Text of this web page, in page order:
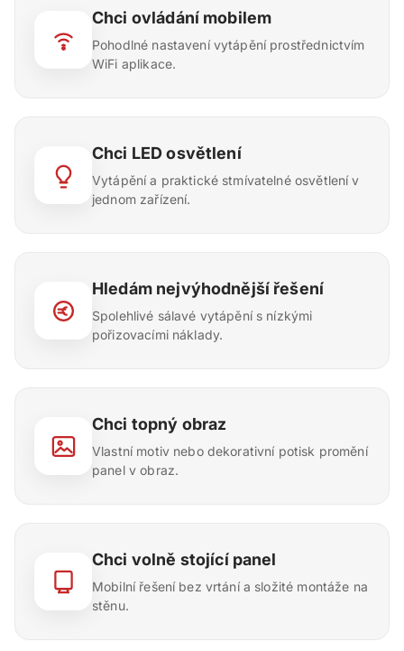
Chci ovládání mobilem
Pohodlné nastavení vytápění prostřednictvím
WiFi aplikace.
Chci LED osvětlení
Vytápění a praktické stmívatelné osvětlení v
jednom zařízení.
Hledám nejvýhodnější řešení
Spolehlivé sálavé vytápění s nízkými
pořizovacími náklady.
Chci topný obraz
Vlastní motiv nebo dekorativní potisk promění
panel v obraz.
Chci volně stojící panel
Mobilní řešení bez vrtání a složité montáže na
stěnu.